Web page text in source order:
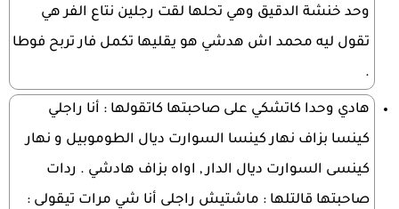
وحد خنشة الدقيق وهي تحلها لقت رجلين نتاع الفر هي
تقول ليه محمد اش هدشي هو يقليها تكمل فار تربح فوطا
.
هادي وحدا كاتشكي على صاحبتها كاتقولها : أنا راجلي
كينسا بزاف نهار كينسا السوارت ديال الطوموبيل و نهار
كينسى السوارت ديال الدار , اواه بزاف هادشي . ردات
صاحبتها قالتلها : ماشتيش راجلى أنا شي مرات تيقولى :